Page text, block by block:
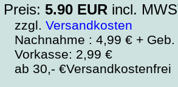
Preis:5.90 EUR incl.
zzgl.Versandkosten
Nachnahme : 4,99 € + Geb.
Vorkasse: 2,99 €
ab 30,- €Versandkostenfrei